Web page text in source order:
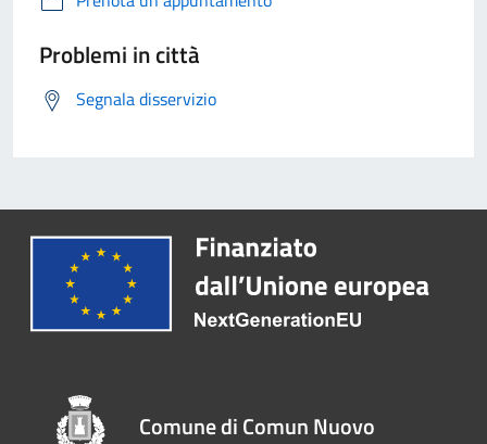
Problemi in città
Segnala disservizio
Comune di Comun Nuovo